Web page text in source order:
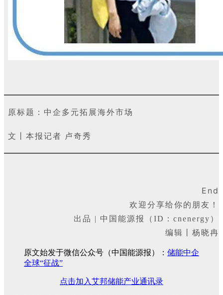
原标题：中企多元拓展海外市场
文丨本报记者 卢奇秀
End
欢迎分享给你的朋友！
出品 | 中国能源报（ID：cnenergy）
编辑丨杨晓冉
原文始发于微信公众号（中国能源报）： 储能中企
全球“征战”
点击加入艾邦储能产业通讯录